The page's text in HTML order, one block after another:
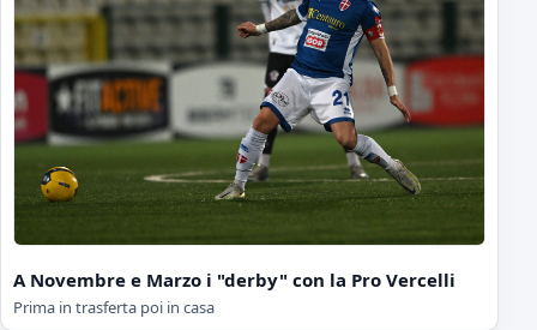
A Novembre e Marzo i "derby" con la Pro Vercelli
Prima in trasferta poi in casa